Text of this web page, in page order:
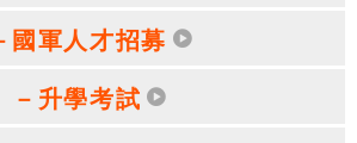
國軍人才招募
－升學考試